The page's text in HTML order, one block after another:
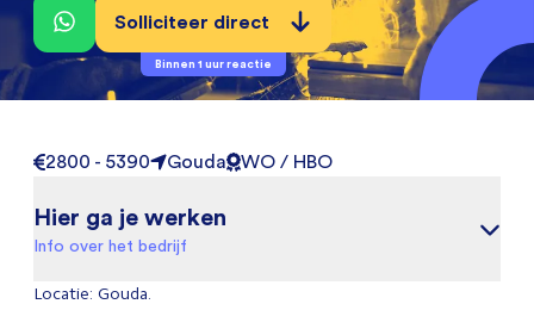
Solliciteer direct
Binnen 1 uur reactie
2800 - 5390 Gouda WO / HBO
Hier ga je werken
Info over het bedrijf
Locatie: Gouda.